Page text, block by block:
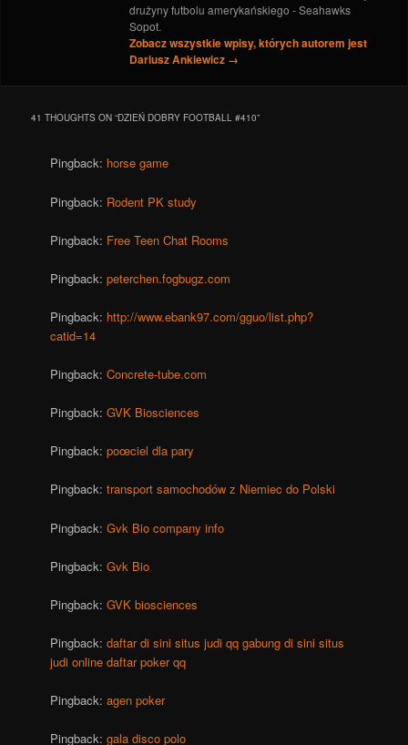
drużyny futbolu amerykańskiego - Seahawks
Sopot.
Zobacz wszystkie wpisy, których autorem jest
Dariusz Ankiewicz →
41 THOUGHTS ON “DZIEŃ DOBRY FOOTBALL #410”
Pingback: horse game
Pingback: Rodent PK study
Pingback: Free Teen Chat Rooms
Pingback:peterchen.fogbugz.com
Pingback: http://www.ebank97.com/gguo/list.php?
catid=14
Pingback:Concrete-tube.com
Pingback:GVK Biosciences
Pingback:poœciel dla pary
Pingback:transport samochodów z Niemiec do Polski
Pingback:Gvk Bio company info
Pingback:Gvk Bio
Pingback:GVK biosciences
Pingback:daftar di sini situs judi qq gabung di sini situs
judi online daftar poker qq
Pingback:agen poker
Pingback:gala disco polo